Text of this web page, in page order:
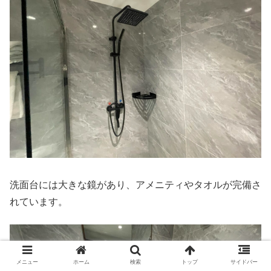
洗面台には大きな鏡があり、アメニティやタオルが完備さ
れています。
メニュー ホーム 検索 トップ サイドバー